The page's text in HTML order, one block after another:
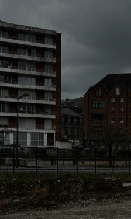
2h00 - 7h00
Les hits de Canal FM